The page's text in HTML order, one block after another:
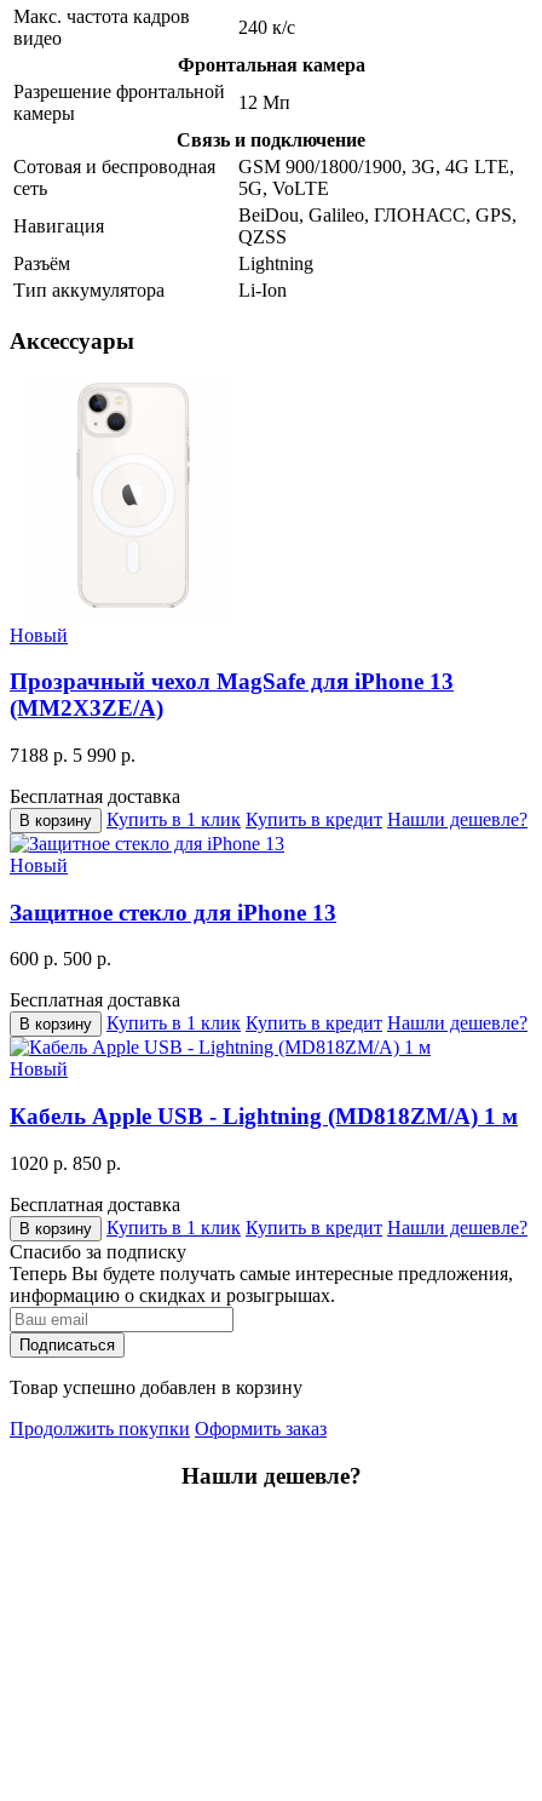
Макс. частота кадров
видео
240 к/с
Фронтальная камера
Разрешение фронтальной
камеры
12 Мп
Связь и подключение
Сотовая и беспроводная
сеть
GSM 900/1800/1900, 3G, 4G LTE,
5G, VoLTE
Навигация
BeiDou, Galileo, ГЛОНАСС, GPS,
QZSS
Разъём
Lightning
Тип аккумулятора
Li-Ion
Аксессуары
Новый
Прозрачный чехол MagSafe для iPhone 13
(MM2X3ZE/A)
7188 р. 5 990 р.
Бесплатная доставка
В корзину Купить в 1 клик Купить в кредит Нашли дешевле?
Новый
Защитное стекло для iPhone 13
600 р. 500 р.
Бесплатная доставка
В корзину Купить в 1 клик Купить в кредит Нашли дешевле?
Новый
Кабель Apple USB - Lightning (MD818ZM/A) 1 м
1020 р. 850 р.
Бесплатная доставка
В корзину Купить в 1 клик Купить в кредит Нашли дешевле?
Спасибо за подписку
Теперь Вы будете получать самые интересные предложения,
информацию о скидках и розыгрышах.
Подписаться
Товар успешно добавлен в корзину
Продолжить покупки Оформить заказ
Нашли дешевле?